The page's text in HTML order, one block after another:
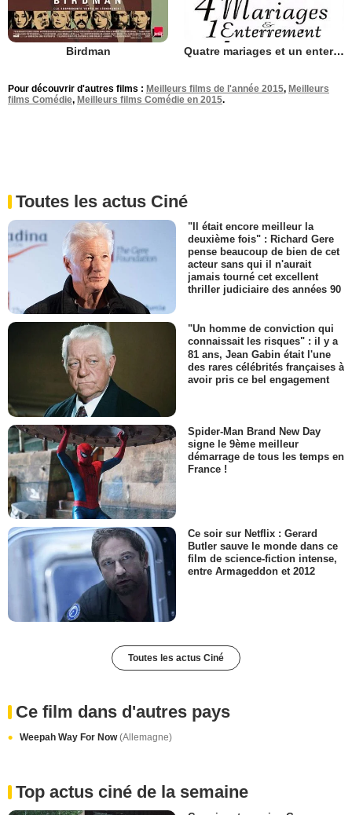
Birdman Quatre mariages et un enterrement
Pour découvrir d'autres films : Meilleurs films de l'année 2015, Meilleurs
films Comédie, Meilleurs films Comédie en 2015.
Toutes les actus Ciné
"Il était encore meilleur la
deuxième fois" : Richard Gere
pense beaucoup de bien de cet
acteur sans qui il n'aurait
jamais tourné cet excellent
thriller judiciaire des années 90
"Un homme de conviction qui
connaissait les risques" : il y a
81 ans, Jean Gabin était l'une
des rares célébrités françaises à
avoir pris ce bel engagement
Spider-Man Brand New Day
signe le 9ème meilleur
démarrage de tous les temps en
France !
Ce soir sur Netflix : Gerard
Butler sauve le monde dans ce
film de science-fiction intense,
entre Armageddon et 2012
Toutes les actus Ciné
Ce film dans d'autres pays
Weepah Way For Now(Allemagne)
Top actus ciné de la semaine